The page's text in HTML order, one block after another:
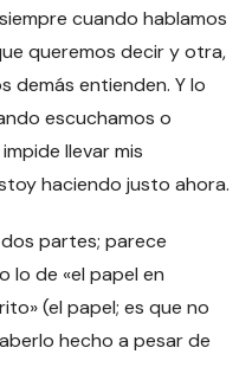
cuando hablamos
queremos decir y otra,
demás entienden. Y lo
escuchamos o
llevar mis
haciendo justo ahora.
partes; parece
lo de «el papel en
(el papel; es que no
hecho a pesar de